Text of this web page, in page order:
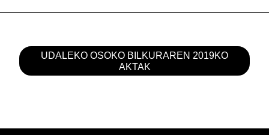
UDALEKO OSOKO BILKURAREN 2019KO
AKTAK